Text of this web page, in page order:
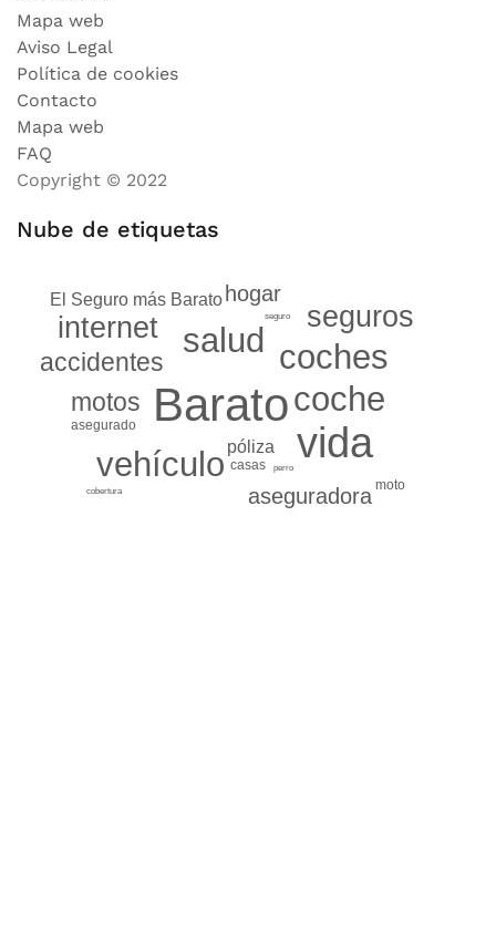
Mapa web
Aviso Legal
Política de cookies
Contacto
Mapa web
FAQ
Copyright © 2022
Nube de etiquetas
Barato
vida
coche
coches
salud
vehículo
internet seguros
accidentes
motos
aseguradora
hogar
El Seguro más Barato
póliza
asegurado
casas
moto
cobertura
perro
seguro